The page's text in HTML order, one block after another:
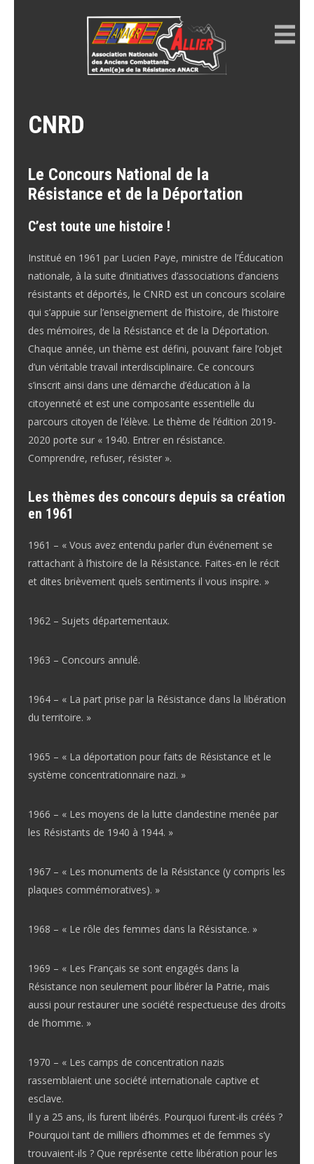
CNRD
Le Concours National de la
Résistance et de la Déportation
C’est toute une histoire !
Institué en 1961 par Lucien Paye, ministre de l’Éducation
nationale, à la suite d’initiatives d’associations d’anciens
résistants et déportés, le CNRD est un concours scolaire
qui s’appuie sur l’enseignement de l’histoire, de l’histoire
des mémoires, de la Résistance et de la Déportation.
Chaque année, un thème est défini, pouvant faire l’objet
d’un véritable travail interdisciplinaire. Ce concours
s’inscrit ainsi dans une démarche d’éducation à la
citoyenneté et est une composante essentielle du
parcours citoyen de l’élève. Le thème de l’édition 2019-
2020 porte sur « 1940. Entrer en résistance.
Comprendre, refuser, résister ».
Les thèmes des concours depuis sa création
en 1961
1961 – « Vous avez entendu parler d’un événement se
rattachant à l’histoire de la Résistance. Faites-en le récit
et dites brièvement quels sentiments il vous inspire. »
1962 – Sujets départementaux.
1963 – Concours annulé.
1964 – « La part prise par la Résistance dans la libération
du territoire. »
1965 – « La déportation pour faits de Résistance et le
système concentrationnaire nazi. »
1966 – « Les moyens de la lutte clandestine menée par
les Résistants de 1940 à 1944. »
1967 – « Les monuments de la Résistance (y compris les
plaques commémoratives). »
1968 – « Le rôle des femmes dans la Résistance. »
1969 – « Les Français se sont engagés dans la
Résistance non seulement pour libérer la Patrie, mais
aussi pour restaurer une société respectueuse des droits
de l’homme. »
1970 – « Les camps de concentration nazis
rassemblaient une société internationale captive et
esclave.
Il y a 25 ans, ils furent libérés. Pourquoi furent-ils créés ?
Pourquoi tant de milliers d’hommes et de femmes s’y
trouvaient-ils ? Que représente cette libération pour les